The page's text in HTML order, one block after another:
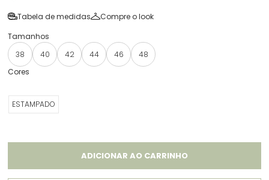
Tabela de medidas Compre o look
38 40 42 44 46 48
ESTAMPADO
ADICIONAR AO CARRINHO